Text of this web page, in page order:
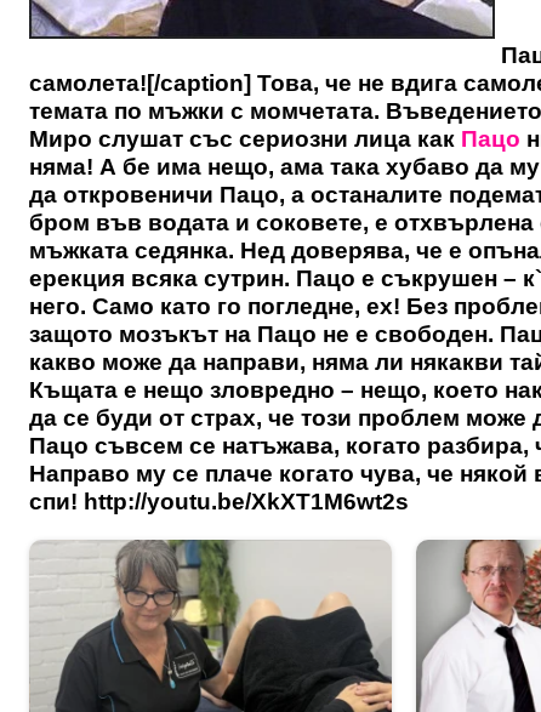
самолета![/caption] Това, че не вдига
темата по мъжки с момчетата.
Миро слушат със сериозни лица как Пацо
няма! А бе има нещо, ама така хубаво да
да откровеничи Пацо, а останалите
бром във водата и соковете, е
мъжката седянка. Нед доверява, че е
ерекция всяка сутрин. Пацо е съкрушен –
него. Само като го погледне, ех! Без
защото мозъкът на Пацо не е свободен.
какво може да направи, няма ли някакви
Къщата е нещо зловредно – нещо, което
да се буди от страх, че този проблем
Пацо съвсем се натъжава, когато
Направо му се плаче когато чува, че
спи! http://youtu.be/XkXT1M6wt2s